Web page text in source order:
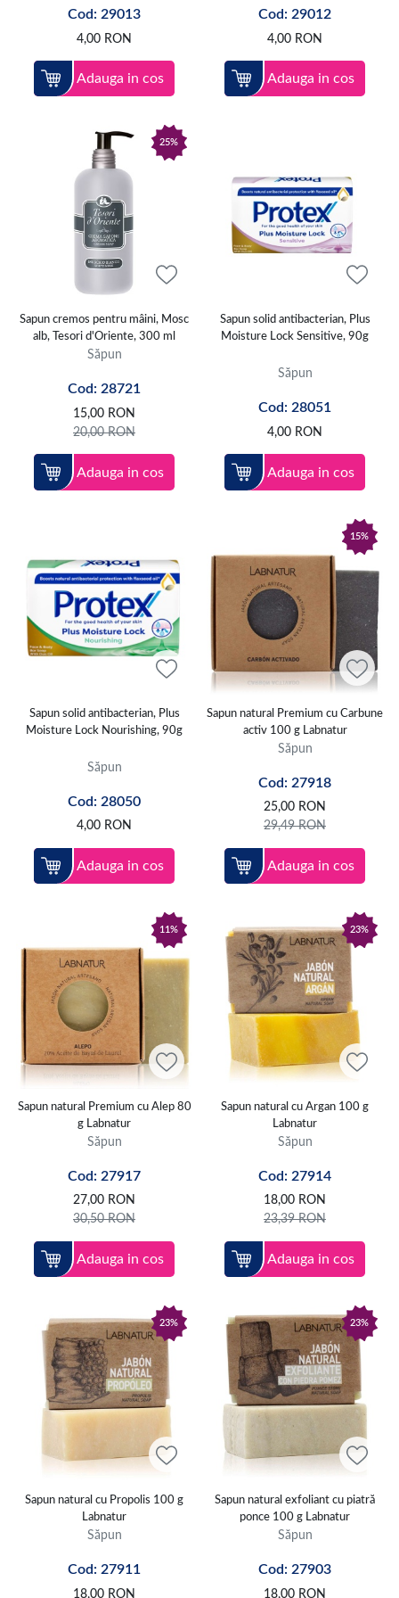
sunt compacte, economice și ușor de utilizat acasă sau în călătorii.
Pentru o curățare suplimentară există săpunuri exfoliante, iar pentru
variante naturale, botanice sau intens parfumate.
Palmolive, Protex, Nivea, Igienol, Himalaya, Tesori d’Oriente, Labnatur,
Dermomed și Malizia. Săpunul trebuie ales în funcție de zona de utilizare,
tipul pielii, ingredientele formulei și preferințele personale privind
textura și parfumul.
Cod: 29013
4,00 RON
Adauga in cos
Cod: 29012
4,00 RON
Adauga in cos
25%
Sapun cremos pentru mâini, Mosc
alb, Tesori d'Oriente, 300 ml
Săpun
Cod: 28721
15,00 RON
20,00RON
Adauga in cos
Sapun solid antibacterian, Plus
Moisture Lock Sensitive, 90g
Săpun
Cod: 28051
4,00 RON
Adauga in cos
Sapun solid antibacterian, Plus
Moisture Lock Nourishing, 90g
Săpun
Cod: 28050
4,00 RON
Adauga in cos
15%
Sapun natural Premium cu Carbune
activ 100 g Labnatur
Săpun
Cod: 27918
25,00 RON
29,49RON
Adauga in cos
11%
Sapun natural Premium cu Alep 80
g Labnatur
Săpun
Cod: 27917
27,00 RON
30,50RON
Adauga in cos
23%
Sapun natural cu Argan 100 g
Labnatur
Săpun
Cod: 27914
18,00 RON
23,39RON
Adauga in cos
23%
Sapun natural cu Propolis 100 g
Labnatur
Săpun
Cod: 27911
18,00 RON
23%
Sapun natural exfoliant cu piatră
ponce 100 g Labnatur
Săpun
Cod: 27903
18,00 RON